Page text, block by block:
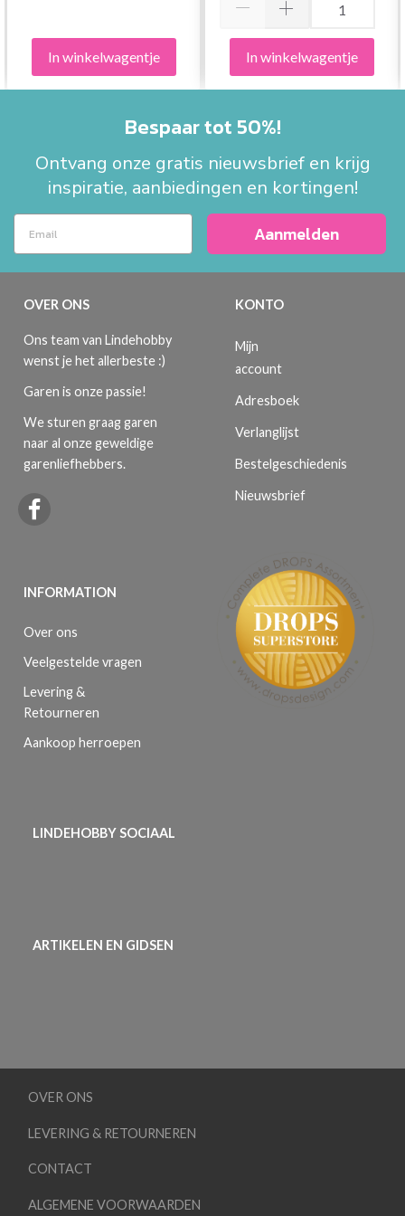
In winkelwagentje In winkelwagentje
Bespaar tot 50%!
Ontvang onze gratis nieuwsbrief en krijg
inspiratie, aanbiedingen en kortingen!
Aanmelden
OVER ONS
Ons team van Lindehobby
wenst je het allerbeste :)
Garen is onze passie!
We sturen graag garen
naar al onze geweldige
garenliefhebbers.
INFORMATION
Over ons
Veelgestelde vragen
Levering &
Retourneren
Aankoop herroepen
KONTO
Mijn
account
Adresboek
Verlanglijst
Bestelgeschiedenis
Nieuwsbrief
LINDEHOBBY SOCIAAL
ARTIKELEN EN GIDSEN
OVER ONS
LEVERING & RETOURNEREN
CONTACT
ALGEMENE VOORWAARDEN